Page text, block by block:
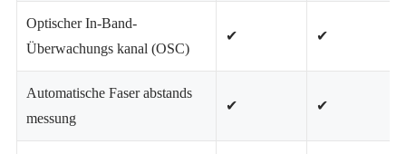
Optischer In-Band-
Überwachungs kanal (OSC)
✔ ✔
Automatische Faser abstands
messung
✔ ✔